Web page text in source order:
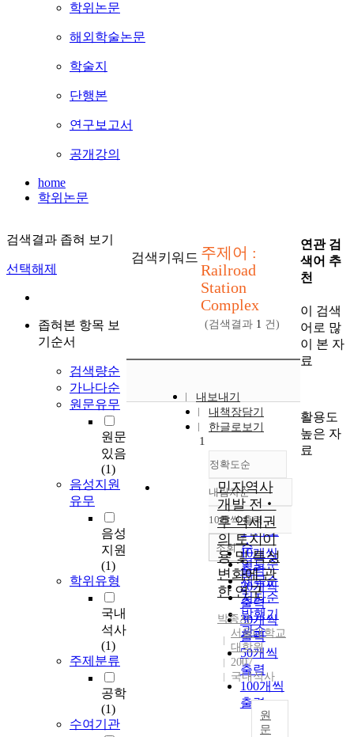
학위논문
해외학술논문
학술지
단행본
연구보고서
공개강의
home
학위논문
검색결과 좁혀 보기
선택해제
좁혀본 항목 보
기순서
검색량순
가나다순
원문유무
원문
있음
(1)
음성지원
유무
음성
지원
(1)
학위유형
국내
석사
(1)
주제분류
공학
(1)
수여기관
검색키워드 주제어 :
Railroad
Station
Complex
(검색결과 1 건)
내보내기
내책장담기
한글로보기
정확도순
정확도
순
인기도
순
연도순
제목순
저자순
발행기
관순
내림차순
내림차순
10개씩 출력
10개씩
출력
20개씩
출력
30개씩
출력
50개씩
출력
100개씩
출력
조회
1
민자역사
개발 전‧
후 역세권
의 토지이
용 및 특성
변화에 관
한 연구
박종서
서울대학교
대학원
2007
국내석사
원
문
연관 검
색어 추
천
이 검색
어로 많
이 본 자
료
활용도
높은 자
료